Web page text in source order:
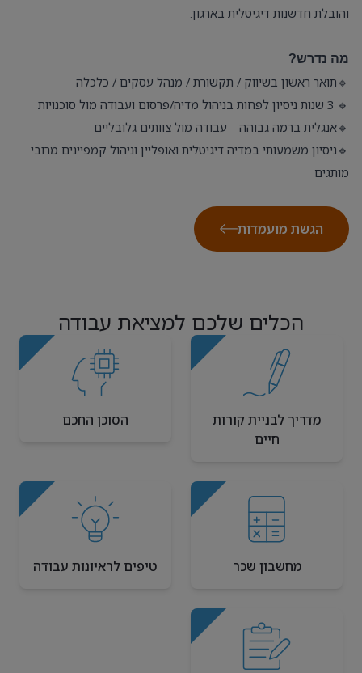
והובלת חדשנות דיגיטלית בארגון.
מה נדרש?
🔹 תואר ראשון בשיווק / תקשורת / מנהל עסקים / כלכלה
🔹
🔹אנגלית ברמה גבוהה – עבודה מול צוותים גלובליים
🔹 ניסיון משמעותי במדיה דיגיטלית ואופליין וניהול קמפיינים מרובי
מותגים
הגשת מועמדות
הכלים שלכם למציאת עבודה
מדריך לבניית קורות
חיים
הסוכן החכם
מחשבון שכר טיפים לראיונות עבודה